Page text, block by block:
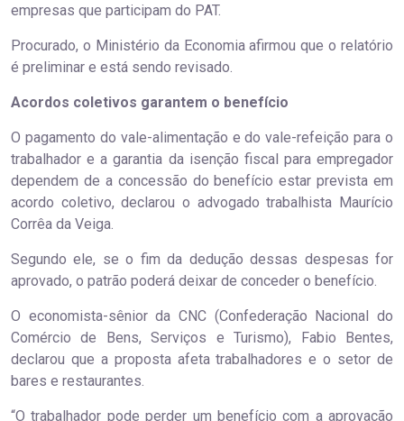
empresas que participam do PAT.
Procurado, o Ministério da Economia afirmou que o relatório
é preliminar e está sendo revisado.
Acordos coletivos garantem o benefício
O pagamento do vale-alimentação e do vale-refeição para o
trabalhador e a garantia da isenção fiscal para empregador
dependem de a concessão do benefício estar prevista em
acordo coletivo, declarou o advogado trabalhista Maurício
Corrêa da Veiga.
Segundo ele, se o fim da dedução dessas despesas for
aprovado, o patrão poderá deixar de conceder o benefício.
O economista-sênior da CNC (Confederação Nacional do
Comércio de Bens, Serviços e Turismo), Fabio Bentes,
declarou que a proposta afeta trabalhadores e o setor de
bares e restaurantes.
“O trabalhador pode perder um benefício com a aprovação